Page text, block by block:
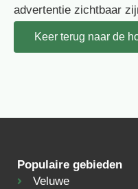
advertentie zichtbaar
Keer terug naar de
Populaire gebieden
Veluwe